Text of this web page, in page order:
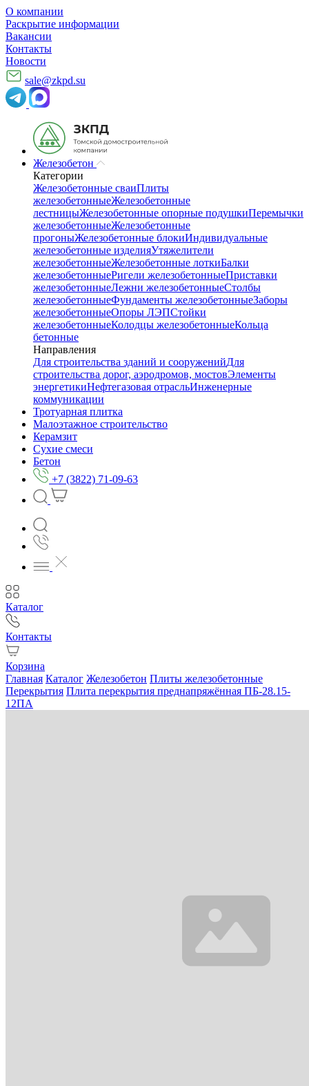
О компании
Раскрытие информации
Вакансии
Контакты
Новости
sale@zkpd.su
Железобетон
Категории
Железобетонные сваиПлиты
железобетонныеЖелезобетонные
лестницыЖелезобетонные опорные подушкиПеремычки
железобетонныеЖелезобетонные
прогоныЖелезобетонные блокиИндивидуальные
железобетонные изделияУтяжелители
железобетонныеЖелезобетонные лоткиБалки
железобетонныеРигели железобетонныеПриставки
железобетонныеЛежни железобетонныеСтолбы
железобетонныеФундаменты железобетонныеЗаборы
железобетонныеОпоры ЛЭПСтойки
железобетонныеКолодцы железобетонныеКольца
бетонные
Направления
Для строительства зданий и сооруженийДля
строительства дорог, аэродромов, мостовЭлементы
энергетикиНефтегазовая отрасльИнженерные
коммуникации
Тротуарная плитка
Малоэтажное строительство
Керамзит
Сухие смеси
Бетон
+7 (3822) 71-09-63
Каталог
Контакты
Корзина
Главная Каталог Железобетон Плиты железобетонные
Перекрытия Плита перекрытия преднапряжённая ПБ-28.15-
12ПА